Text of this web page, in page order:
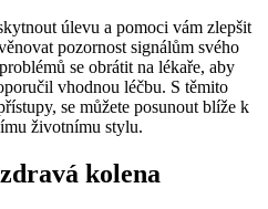
úlevu a pomoci vám zlepšit
pozornost signálům svého
se obrátit na lékaře, aby
vhodnou léčbu. S těmito
se můžete posunout blíže k
životnímu stylu.
kolena